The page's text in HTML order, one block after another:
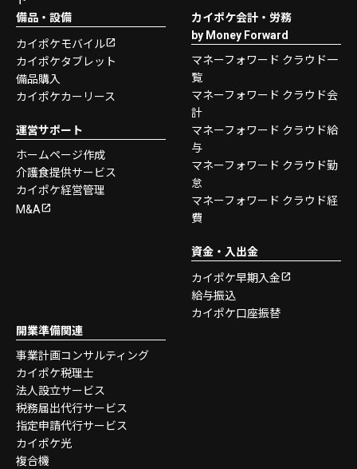
備品・設備
カイポケモバイル
カイポケタブレット
備品購入
カイポケカーリース
運営サポート
ホームページ作成
介護食提供サービス
カイポケ経営管理
M&A
カイポケ会計・労務
by Money Forward
マネーフォワード クラウド一
覧
マネーフォワード クラウド会
計
マネーフォワード クラウド給
与
マネーフォワード クラウド勤
怠
マネーフォワード クラウド経
費
資金・入出金
カイポケ早期入金
給与振込
カイポケ口座振替
開業準備関連
事業計画コンサルティング
カイポケ税理士
法人設立サービス
税務届出代行サービス
指定申請代行サービス
カイポケ光
複合機